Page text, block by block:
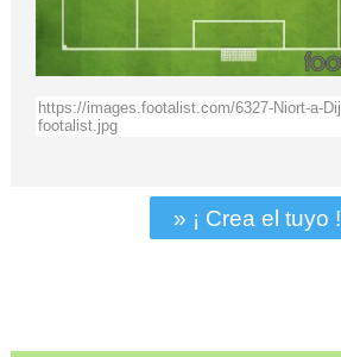
» ¡ Crea el tuyo !